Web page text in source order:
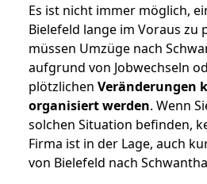
Es ist nicht immer möglich,
Bielefeld lange im Voraus zu
müssen Umzüge nach
aufgrund von Jobwechseln
plötzlichen Veränderungen
organisiert werden. Wenn
solchen Situation befinden,
Firma ist in der Lage, auch
von Bielefeld nach